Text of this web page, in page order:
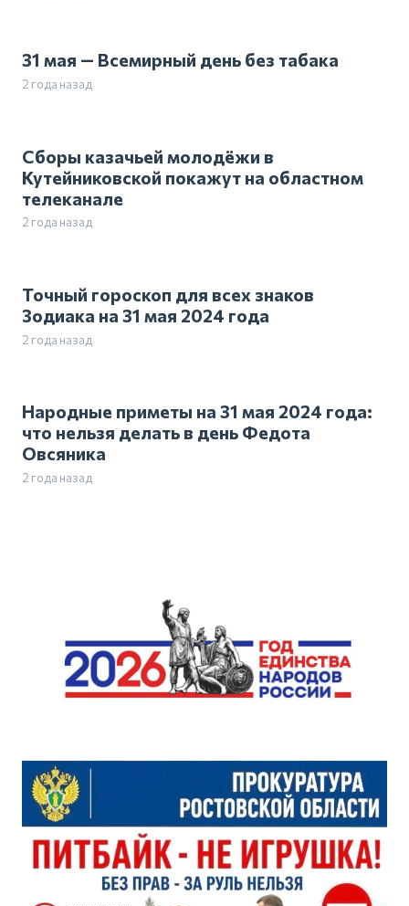
31 мая — Всемирный день без табака
2 года назад
Сборы казачьей молодёжи в
Кутейниковской покажут на областном
телеканале
2 года назад
Точный гороскоп для всех знаков
Зодиака на 31 мая 2024 года
2 года назад
Народные приметы на 31 мая 2024 года:
что нельзя делать в день Федота
Овсяника
2 года назад